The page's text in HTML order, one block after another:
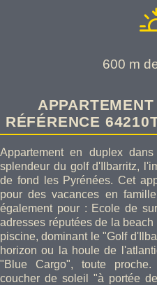
600 m
RÉFÉRENCE
Appartement en duplex
splendeur du golf d'Ilbarritz,
de fond les Pyrénées. Cet
pour des vacances en
également pour : Ecole de
adresses réputées de la
piscine, dominant le "Golf
horizon ou la houle de
"Blue Cargo", toute
coucher de soleil "à portée